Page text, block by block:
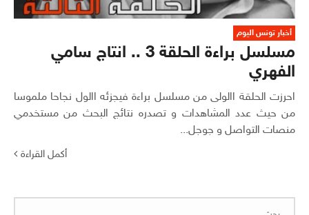
أخبار تونس اليوم
مسلسل براءة الحلقة 3 .. انتاج سامي
الفهري
احرزت الحلقة االولى من مسلسل براءة فيجزئه االول نجاحا ملموسا
من حيث عدد المشاهدات و تصدره نتائج البحث من مستخدمي
منصات التواصل و جوجل...
أكمل القراءة